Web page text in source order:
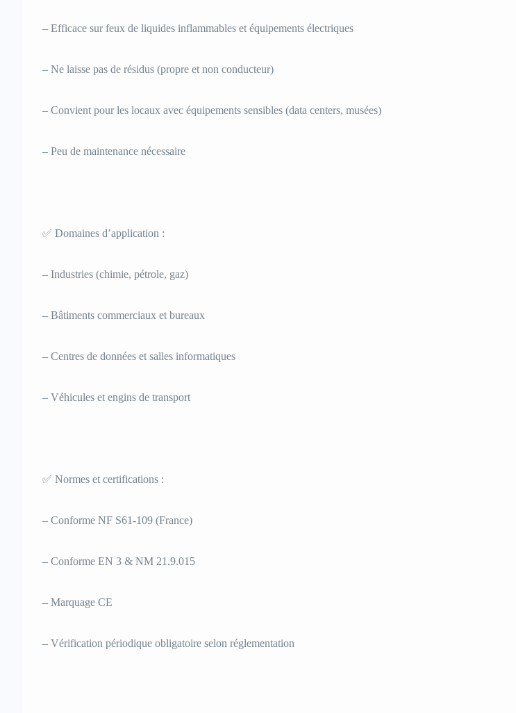
– Efficace sur feux de liquides inflammables et équipements électriques
– Ne laisse pas de résidus (propre et non conducteur)
– Convient pour les locaux avec équipements sensibles (data centers, musées)
– Peu de maintenance nécessaire
✅ Domaines d’application :
– Industries (chimie, pétrole, gaz)
– Bâtiments commerciaux et bureaux
– Centres de données et salles informatiques
– Véhicules et engins de transport
✅ Normes et certifications :
– Conforme NF S61-109 (France)
– Conforme EN 3 & NM 21.9.015
– Marquage CE
– Vérification périodique obligatoire selon réglementation